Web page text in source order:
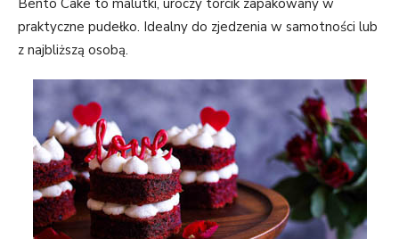
praktyczne pudełko. Idealny do zjedzenia w samotności lub
z najbliższą osobą.
Abyśmy mogli
poprawić
internetowej,
na podstawie
tego, jak
strona jest
używana.